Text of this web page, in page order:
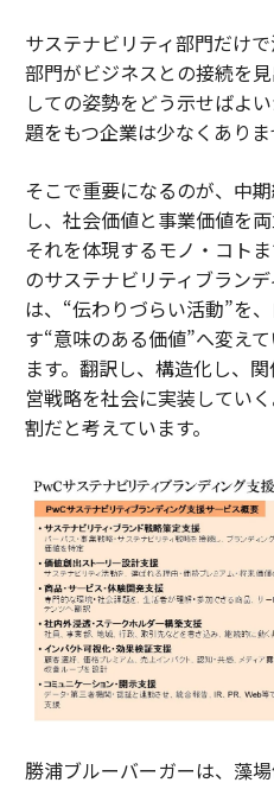
サステナビリティ部門だけ
部門がビジネスとの接続を
しての姿勢をどう示せばよ
題をもつ企業は少なくありま
そこで重要になるのが、中
し、社会価値と事業価値を
それを体現するモノ・コト
のサステナビリティブラン
は、“伝わりづらい活動”を
す“意味のある価値”へ変え
ます。翻訳し、構造化し、
営戦略を社会に実装してい
割だと考えています。
勝浦ブルーバーガーは、藻